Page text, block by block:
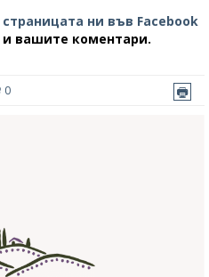
ни във Facebook
вашите коментари.
0